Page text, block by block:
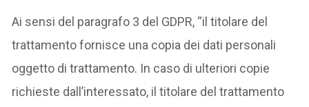
Ai sensi del paragrafo 3 del GDPR, “il titolare del
trattamento fornisce una copia dei dati personali
oggetto di trattamento. In caso di ulteriori copie
richieste dall’interessato, il titolare del trattamento